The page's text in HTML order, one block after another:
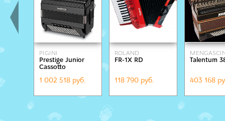
PIGINI
Prestige Junior
Cassotto
1 002 518 руб.
ROLAND
FR-1X RD
118 790 руб.
Talentum
403 168